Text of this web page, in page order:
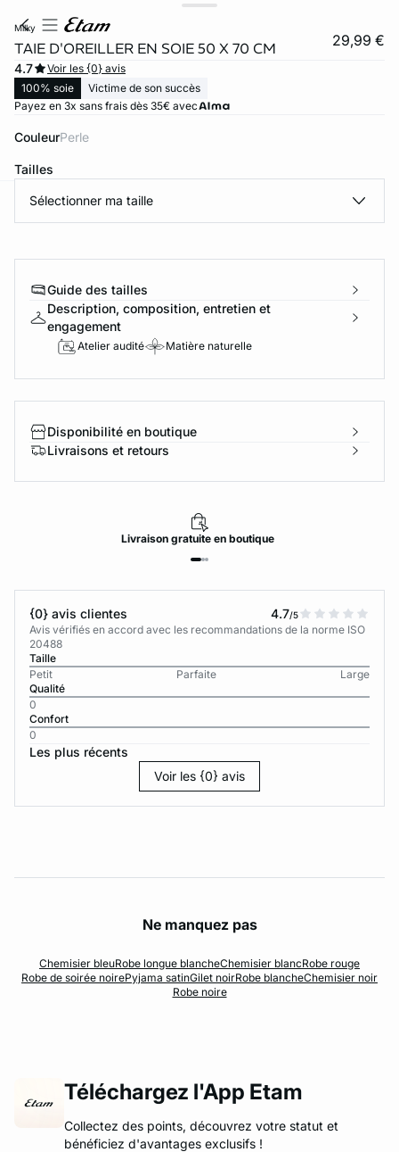
milky
TAIE D'OREILLER EN SOIE 50 X 70 CM 29,99 €
4.7
Voir les {0} avis
100% soie
Victime de son succès
Payez en 3x sans frais dès 35€ avec
Couleur perle
Tailles
Sélectionner ma taille
Guide des tailles
Description, composition, entretien et
engagement
Atelier audité Matière naturelle
Disponibilité en boutique
Livraisons et retours
Livraisongratuiteen boutique
{0} avis clientes 4.7/5
Avis vérifiés en accord avec les recommandations de la norme ISO
20488
Taille
Petit
Parfaite
Large
Qualité
0
Confort
0
Les plus récents
Voir les {0} avis
Ne manquez pas
Chemisier bleuRobe longue blancheChemisier blancRobe rouge
Robe de soirée noirePyjama satinGilet noirRobe blancheChemisier noir
Robe noire
Téléchargez l'App Etam
Collectez des points, découvrez votre statut et
bénéficiez d'avantages exclusifs !